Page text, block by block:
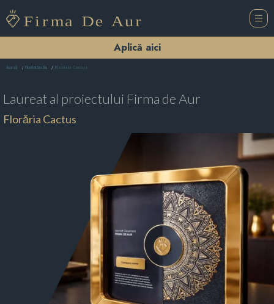
Aplică aici
Acasă Florării Bacău Florăria Cactus
Laureat al proiectului Firma de Aur
Florăria Cactus